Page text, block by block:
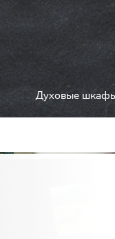
Духовые